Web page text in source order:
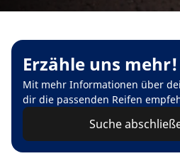
Erzähle uns mehr!
Mit mehr Informationen über
dir die passenden Reifen
Suche